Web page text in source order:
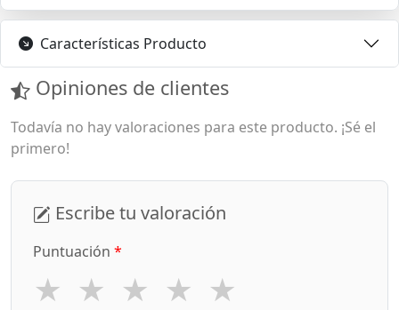
Características Producto
Opiniones de clientes
Todavía no hay valoraciones para este producto. ¡Sé el
primero!
Escribe tu valoración
Puntuación *
★ ★ ★ ★ ★